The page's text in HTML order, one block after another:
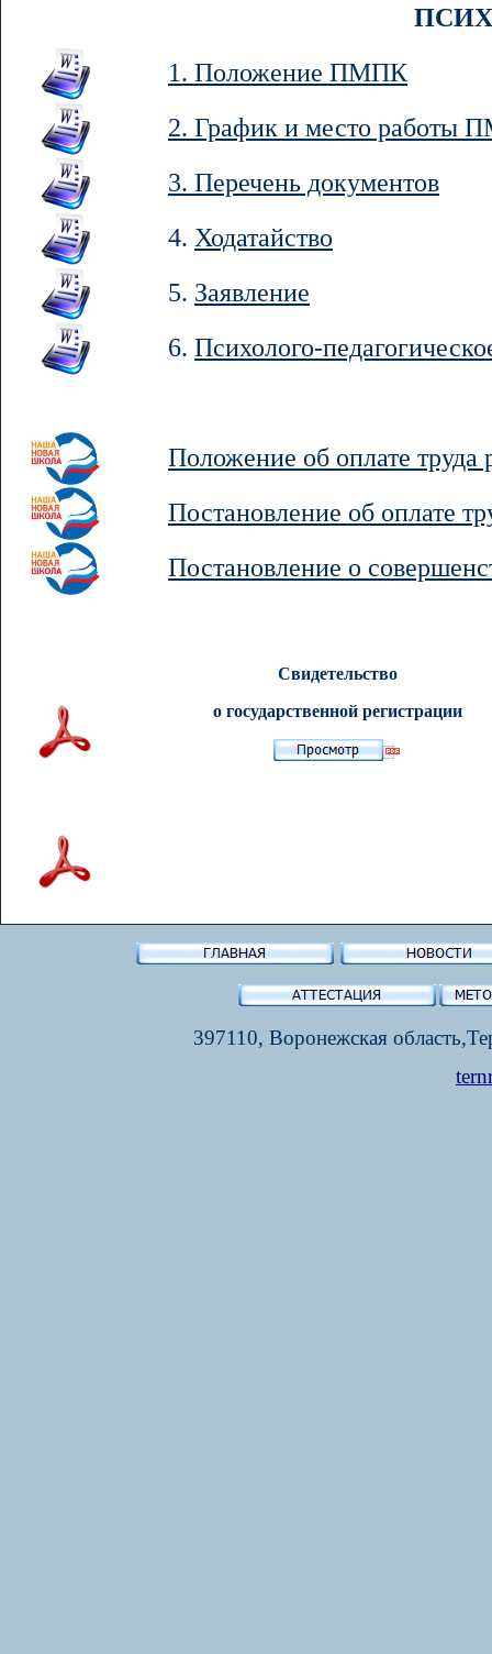
1. Положение ПМПК
2. График и место работы
3. Перечень документов
4. Ходатайство
5. Заявление
6. Психолого-
Положение об оплате труда
Постановление об оплате
Постановление о
Свидетельство
о государственной регистрации
397110, Воронежская